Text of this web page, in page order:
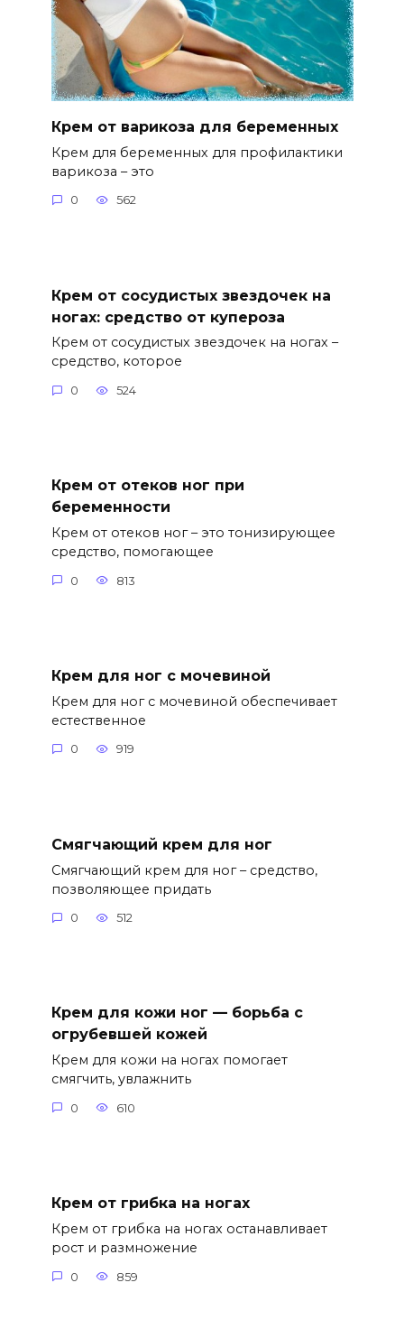
Крем от варикоза для беременных
Крем для беременных для профилактики
варикоза – это
0 562
Крем от сосудистых звездочек на
ногах: средство от купероза
Крем от сосудистых звездочек на ногах –
средство, которое
0 524
Крем от отеков ног при
беременности
Крем от отеков ног – это тонизирующее
средство, помогающее
0 813
Крем для ног с мочевиной
Крем для ног с мочевиной обеспечивает
естественное
0 919
Смягчающий крем для ног
Смягчающий крем для ног – средство,
позволяющее придать
0 512
Крем для кожи ног — борьба с
огрубевшей кожей
Крем для кожи на ногах помогает
смягчить, увлажнить
0 610
Крем от грибка на ногах
Крем от грибка на ногах останавливает
рост и размножение
0 859